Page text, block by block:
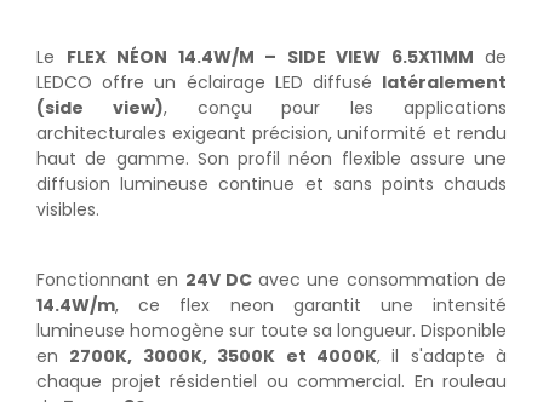
Le FLEX NÉON 14.4W/M – SIDE VIEW 6.5X11MM de
LEDCO offre un éclairage LED diffusé latéralement
(side view), conçu pour les applications
architecturales exigeant précision, uniformité et rendu
haut de gamme. Son profil néon flexible assure une
diffusion lumineuse continue et sans points chauds
visibles.
Fonctionnant en 24V DCavec une consommation de
14.4W/m, ce flex neon garantit une intensité
lumineuse homogène sur toute sa longueur. Disponible
en 2700K, 3000K, 3500K et 4000K, il s'adapte à
chaque projet résidentiel ou commercial. En rouleau